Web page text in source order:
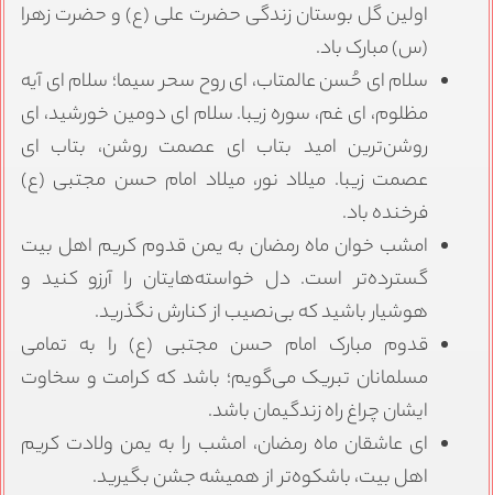
اولین گل بوستان زندگی حضرت علی (ع) و حضرت زهرا
(س) مبارک باد.
سلام ای حُسن عالمتاب، ای روح سحر سیما؛ سلام ای آیه
مظلوم، ای غم، سوره زیبا. سلام ای دومین خورشید، ای
روشن‌ترین امید بتاب ای عصمت روشن، بتاب ای
عصمت زیبا. میلاد نور، میلاد امام حسن مجتبی (ع)
فرخنده باد.
امشب خوان ماه رمضان به یمن قدوم کریم اهل بیت
گسترده‌تر است. دل خواسته‌هایتان را آرزو کنید و
هوشیار باشید که بی‌نصیب از کنارش نگذرید.
قدوم مبارک امام حسن مجتبی (ع) را به تمامی
مسلمانان تبریک می‌گویم؛ باشد که کرامت و سخاوت
ایشان چراغ راه زندگیمان باشد.
ای عاشقان ماه رمضان، امشب را به یمن ولادت کریم
اهل بیت، باشکوه‌تر از همیشه جشن بگیرید.